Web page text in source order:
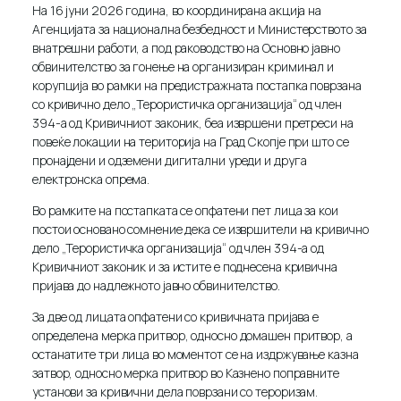
На 16 јуни 2026 година, во координирана акција на
Агенцијата за национална безбедност и Министерството за
внатрешни работи, а под раководство на Основно јавно
обвинителство за гонење на организиран криминал и
корупција во рамки на предистражната постапка поврзана
со кривично дело „Терористичка организација“ од член
394-а од Кривичниот законик, беа извршени претреси на
повеќе локации на територија на Град Скопје при што се
пронајдени и одземени дигитални уреди и друга
електронска опрема.
Во рамките на постапката се опфатени пет лица за кои
постои основано сомнение дека се извршители на кривично
дело „Терористичка организација“ од член 394-а од
Кривичниот законик и за истите е поднесена кривична
пријава до надлежното јавно обвинителство.
За две од лицата опфатени со кривичната пријава е
определена мерка притвор, односно домашен притвор, а
останатите три лица во моментот се на издржување казна
затвор, односно мерка притвор во Казнено поправните
установи за кривични дела поврзани со тероризам.